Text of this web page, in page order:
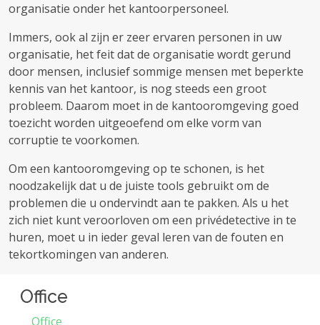
organisatie onder het kantoorpersoneel.
Immers, ook al zijn er zeer ervaren personen in uw
organisatie, het feit dat de organisatie wordt gerund
door mensen, inclusief sommige mensen met beperkte
kennis van het kantoor, is nog steeds een groot
probleem. Daarom moet in de kantooromgeving goed
toezicht worden uitgeoefend om elke vorm van
corruptie te voorkomen.
Om een ​​kantooromgeving op te schonen, is het
noodzakelijk dat u de juiste tools gebruikt om de
problemen die u ondervindt aan te pakken. Als u het
zich niet kunt veroorloven om een ​​privédetective in te
huren, moet u in ieder geval leren van de fouten en
tekortkomingen van anderen.
Office
Office